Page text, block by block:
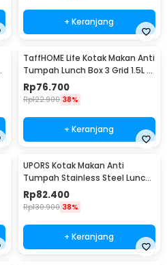
+ Keranjang
TaffHOME Life Kotak Makan Anti
Tumpah Lunch Box 3 Grid 1.5L -
CPL050
Rp76.700
Rp122.900 38%
+ Keranjang
UPORS Kotak Makan Anti
Tumpah Stainless Steel Lunch
Box 4 Grid 1.5L - UP4
Rp82.400
Rp130.900 38%
+ Keranjang